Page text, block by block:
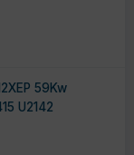
59Kw
U2142